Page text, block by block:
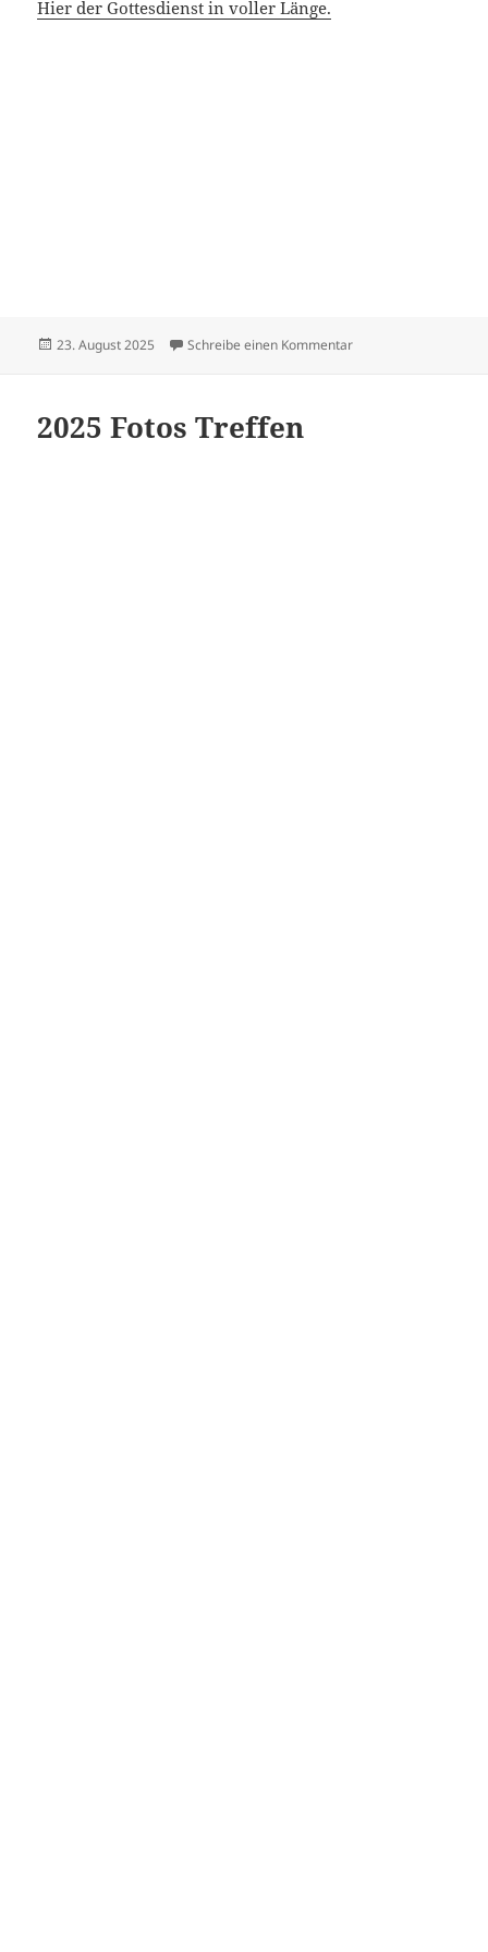
Hier der Gottesdienst in voller Länge.
Veröffentlicht
23. August 2025 Schreibe einen Kommentarzu Sängerfest in
2025 Fotos Treffen